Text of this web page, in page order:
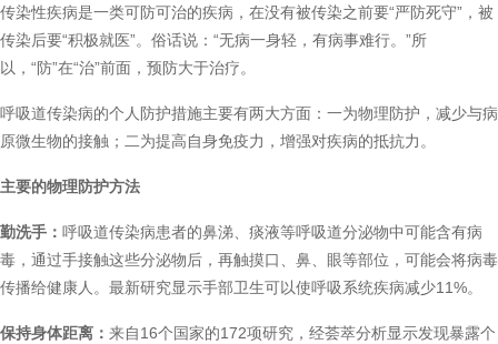
传染性疾病是一类可防可治的疾病，在没有被传染之前要“严防死守”，被
传染后要“积极就医”。俗话说：“无病一身轻，有病事难行。”所
以，“防”在“治”前面，预防大于治疗。
呼吸道传染病的个人防护措施主要有两大方面：一为物理防护，减少与病
原微生物的接触；二为提高自身免疫力，增强对疾病的抵抗力。
主要的物理防护方法
勤洗手： 呼吸道传染病患者的鼻涕、痰液等呼吸道分泌物中可能含有病
毒，通过手接触这些分泌物后，再触摸口、鼻、眼等部位，可能会将病毒
传播给健康人。最新研究显示手部卫生可以使呼吸系统疾病减少11%。
保持身体距离： 来自16个国家的172项研究，经荟萃分析显示发现暴露个